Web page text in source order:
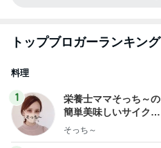
トップブロガーランキング
料理
1
栄養士ママそっち～の
簡単美味しいサイクル
献立
そっち～